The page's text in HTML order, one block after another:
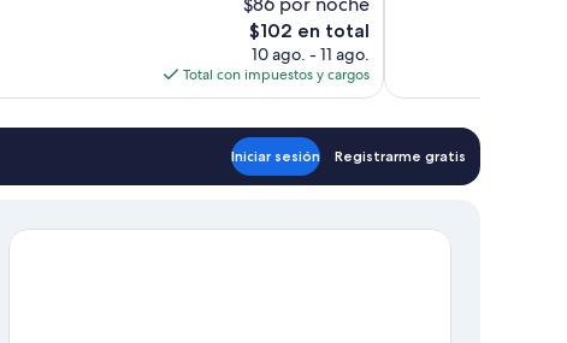
El
precio
actual
es
$102
$102 en total
10 ago. - 11 ago.
Total con impuestos y cargos
Iniciar sesión Registrarme gratis